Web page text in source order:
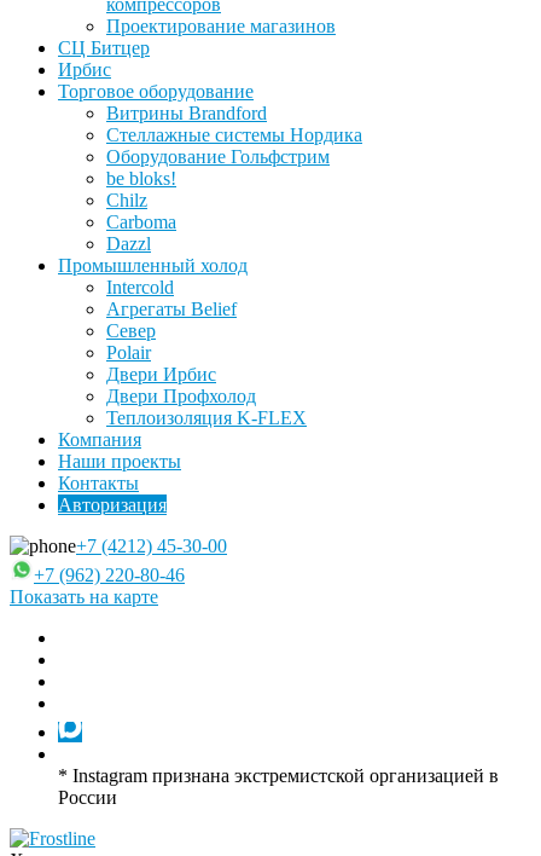
компрессоров
Проектирование магазинов
СЦ Битцер
Ирбис
Торговое оборудование
Витрины Brandford
Стеллажные системы Нордика
Оборудование Гольфстрим
be bloks!
Chilz
Carboma
Dazzl
Промышленный холод
Intercold
Агрегаты Belief
Север
Polair
Двери Ирбис
Двери Профхолод
Теплоизоляция K-FLEX
Компания
Наши проекты
Контакты
Авторизация
+7 (4212) 45-30-00
+7 (962) 220-80-46
Показать на карте
* Instagram признана экстремистской организацией в
России